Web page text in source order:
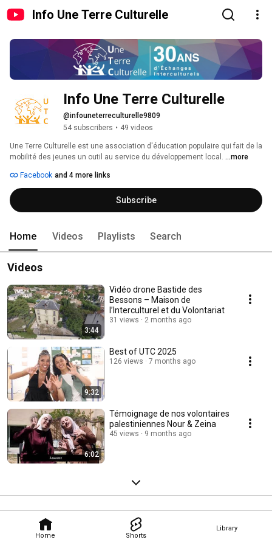
Info Une Terre Culturelle
Home Shorts
Library
Info Une Terre Culturelle
@infouneterreculturelle9809
54 subscribers • 49 videos
Une Terre Culturelle est une association d'éducation populaire qui fait de la
mobilité des jeunes un outil au service du développement local. ...more
Facebook and 4 more links
Subscribe
Home Videos Playlists Search
Videos
3:44
Vidéo drone Bastide des
Bessons – Maison de
l’Interculturel et du Volontariat
31 views 2 months ago
9:32
Best of UTC 2025
126 views 7 months ago
6:02
Témoignage de nos volontaires
palestiniennes Nour & Zeina
45 views 9 months ago